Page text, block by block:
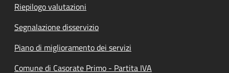
Riepilogo valutazioni
Segnalazione disservizio
Piano di miglioramento dei servizi
Comune di Casorate Primo - Partita IVA